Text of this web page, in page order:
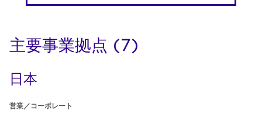
主要事業拠点 (7)
日本
営業／コーポレート